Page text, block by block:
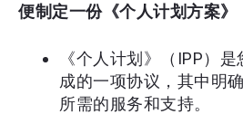
便制定一份《个人计划方案》
《个人计划》（IPP）
成的一项协议，其中明
所需的服务和支持。